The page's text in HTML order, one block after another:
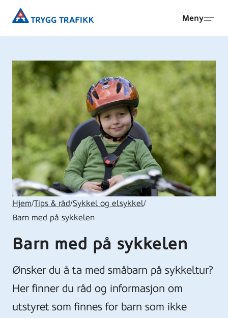
hovedinnhold
Trygg
Meny
Hjem/Tips & råd/Sykkel og elsykkel/
Barn med på sykkelen
Barn med på sykkelen
Ønsker du å ta med småbarn på sykkeltur?
Her finner du råd og informasjon om
utstyret som finnes for barn som ikke